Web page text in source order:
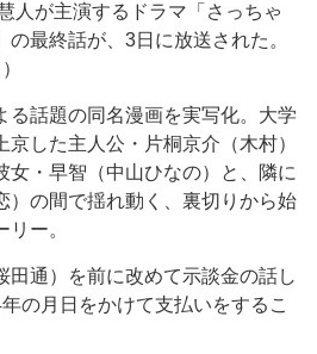
人が主演するドラマ「さっちゃ
最終話が、3日に放送された。
話題の同名漫画を実写化。大学
した主人公・片桐京介（木村）
女・早智（中山ひなの）と、隣に
）の間で揺れ動く、裏切りから始
ー。
通）を前に改めて示談金の話し
の月日をかけて支払いをするこ